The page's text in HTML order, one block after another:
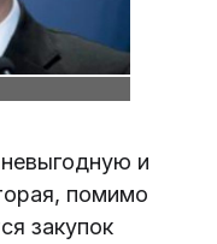
и
помимо
закупок